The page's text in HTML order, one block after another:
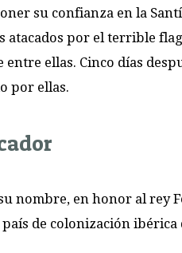
su confianza en la
atacados por el terrible
entre ellas. Cinco días
por ellas.
nombre, en honor al rey
de colonización